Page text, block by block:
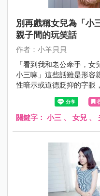
別再戲稱女兒為「小
親子間的玩笑話
作者：小羊貝貝
「看到我和老公牽手，
小三嘛」這些話雖是形容
性暗示或道德貶抑的字眼
關鍵字： 小三 、 女兒 、